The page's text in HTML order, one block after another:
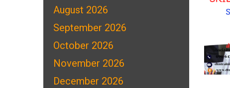
August 2026
September 2026
October 2026
November 2026
December 2026